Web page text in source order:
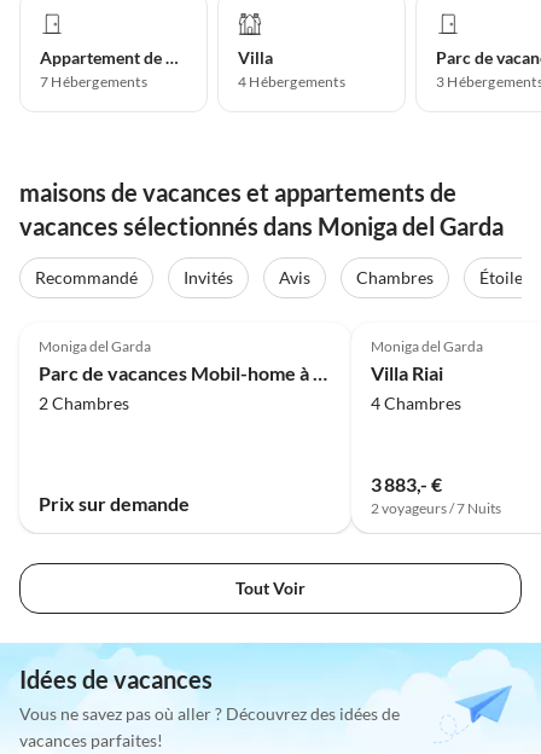
Appartement de vacances
7 Hébergements
Villa
4 Hébergements
Parc de
3
maisons de vacances et appartements de
vacances sélectionnés dans Moniga del Garda
Recommandé Invités Avis Chambres
Étoiles
Moniga del Garda
2 Chambres
Prix sur demande
Moniga del Garda
Villa Riai
4 Chambres
3 883,- €
2 voyageurs / 7 Nuits
Tout Voir
Idées de vacances
Vous ne savez pas où aller ? Découvrez des idées de
vacances parfaites!